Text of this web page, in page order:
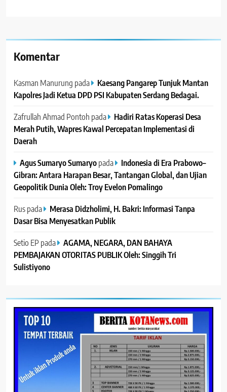
Komentar
Kasman Manurung pada
Kaesang Pangarep Tunjuk Mantan
Kapolres Jadi Ketua DPD PSI Kabupaten Serdang Bedagai. ‎ ‎
Zafrullah Ahmad Pontoh pada
Hadiri Ratas Koperasi Desa
Merah Putih, Wapres Kawal Percepatan Implementasi di
Daerah
Agus Sumaryo Sumaryopada
Indonesia di Era Prabowo–
Gibran: Antara Harapan Besar, Tantangan Global, dan Ujian
Geopolitik Dunia Oleh: Troy Evelon Pomalingo
Ruspada
Merasa Didzholimi, H. Bakri: Informasi Tanpa
Dasar Bisa Menyesatkan Publik
Setio EP pada
AGAMA, NEGARA, DAN BAHAYA
PEMBAJAKAN OTORITAS PUBLIK Oleh: Singgih Tri
Sulistiyono